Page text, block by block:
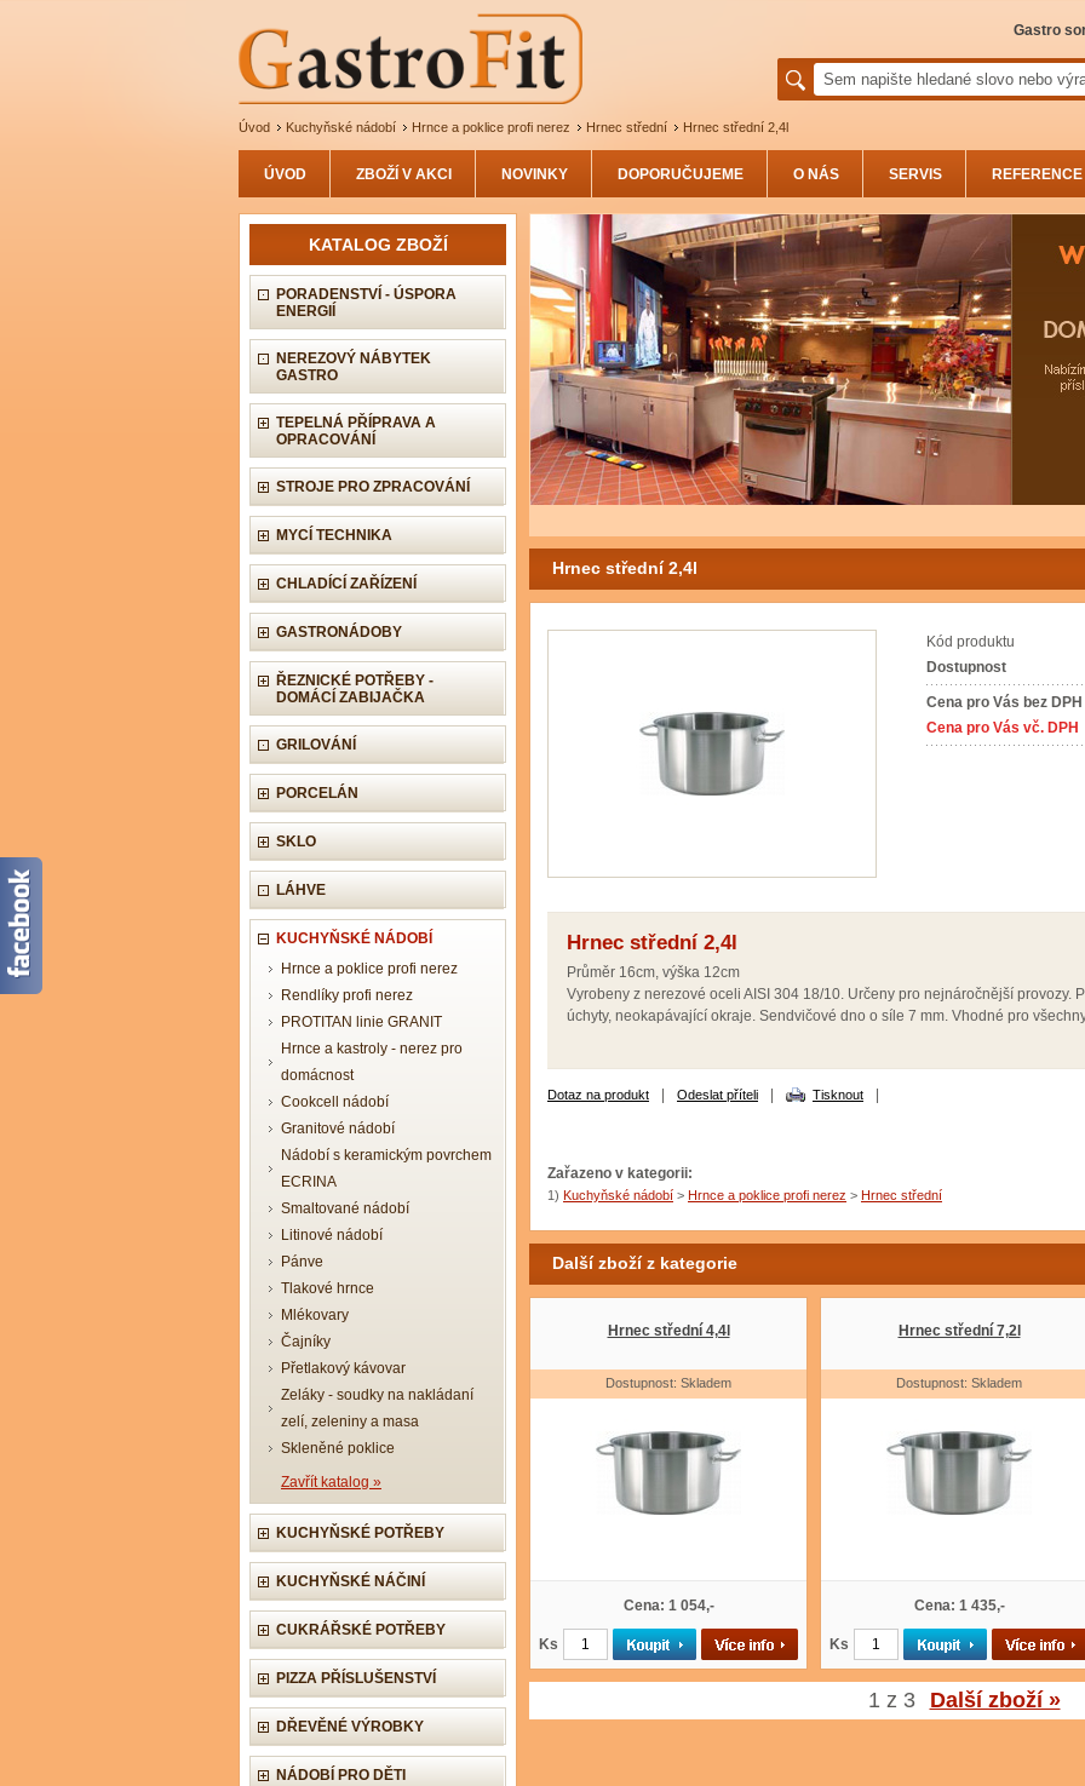
Úvod Kuchyňské nádobí Hrnce a poklice profi nerez Hrnec střední Hrnec střední 2,4l
Gastro
ÚVOD ZBOŽÍ V AKCI NOVINKY DOPORUČUJEME O NÁS SERVIS REFERENCE
KATALOG ZBOŽÍ
PORADENSTVÍ - ÚSPORA
ENERGIÍ
NEREZOVÝ NÁBYTEK
GASTRO
TEPELNÁ PŘÍPRAVA A
OPRACOVÁNÍ
STROJE PRO ZPRACOVÁNÍ
MYCÍ TECHNIKA
CHLADÍCÍ ZAŘÍZENÍ
GASTRONÁDOBY
ŘEZNICKÉ POTŘEBY -
DOMÁCÍ ZABIJAČKA
GRILOVÁNÍ
PORCELÁN
SKLO
LÁHVE
KUCHYŇSKÉ NÁDOBÍ
Hrnce a poklice profi nerez
Rendlíky profi nerez
PROTITAN linie GRANIT
Hrnce a kastroly - nerez pro
domácnost
Cookcell nádobí
Granitové nádobí
Nádobí s keramickým povrchem
ECRINA
Smaltované nádobí
Litinové nádobí
Pánve
Tlakové hrnce
Mlékovary
Čajníky
Přetlakový kávovar
Zeláky - soudky na nakládaní
zelí, zeleniny a masa
Skleněné poklice
Zavřít katalog »
KUCHYŇSKÉ POTŘEBY
KUCHYŇSKÉ NÁČINÍ
CUKRÁŘSKÉ POTŘEBY
PIZZA PŘÍSLUŠENSTVÍ
DŘEVĚNÉ VÝROBKY
NÁDOBÍ PRO DĚTI
Hrnec střední 2,4l
Kód produktu
Dostupnost
Cena pro Vás bez DPH
Cena pro Vás vč. DPH
Hrnec střední 2,4l
Průměr 16cm, výška 12cm
Vyrobeny z nerezové oceli AISI 304 18/10. Určeny pro nejnáročnější provozy.
úchyty, neokapávající okraje. Sendvičové dno o síle 7 mm. Vhodné pro
Dotaz na produkt Odeslat příteli Tisknout
Zařazeno v kategorii:
1) Kuchyňské nádobí > Hrnce a poklice profi nerez > Hrnec střední
Další zboží z kategorie
Hrnec střední 4,4l
Dostupnost: Skladem
Cena: 1 054,-
Ks
Hrnec střední 7,2l
Dostupnost: Skladem
Cena: 1 435,-
Ks
1 z 3 Další zboží »